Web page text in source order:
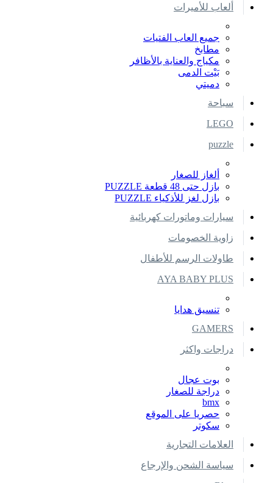
ألعاب للأميرات
جميع العاب الفتيات
مطابخ
مكياج والعناية بالأظافر
بَيْت الدمى
دميتي
سباحة
LEGO
puzzle
ألغاز للصغار
بازل حتى 48 قطعة PUZZLE
بازل لغز للأذكياء PUZZLE
سيارات وماتورات كهربائية
زاوية الخصومات
طاولات الرسم للأطفال
AYA BABY PLUS
تنسيق هدايا
GAMERS
دراجات واكثر
بوت عجال
دراجة للصغار
bmx
حصريا على الموقع
سكوتر
العلامات التجارية
سياسة الشحن والإرجاع